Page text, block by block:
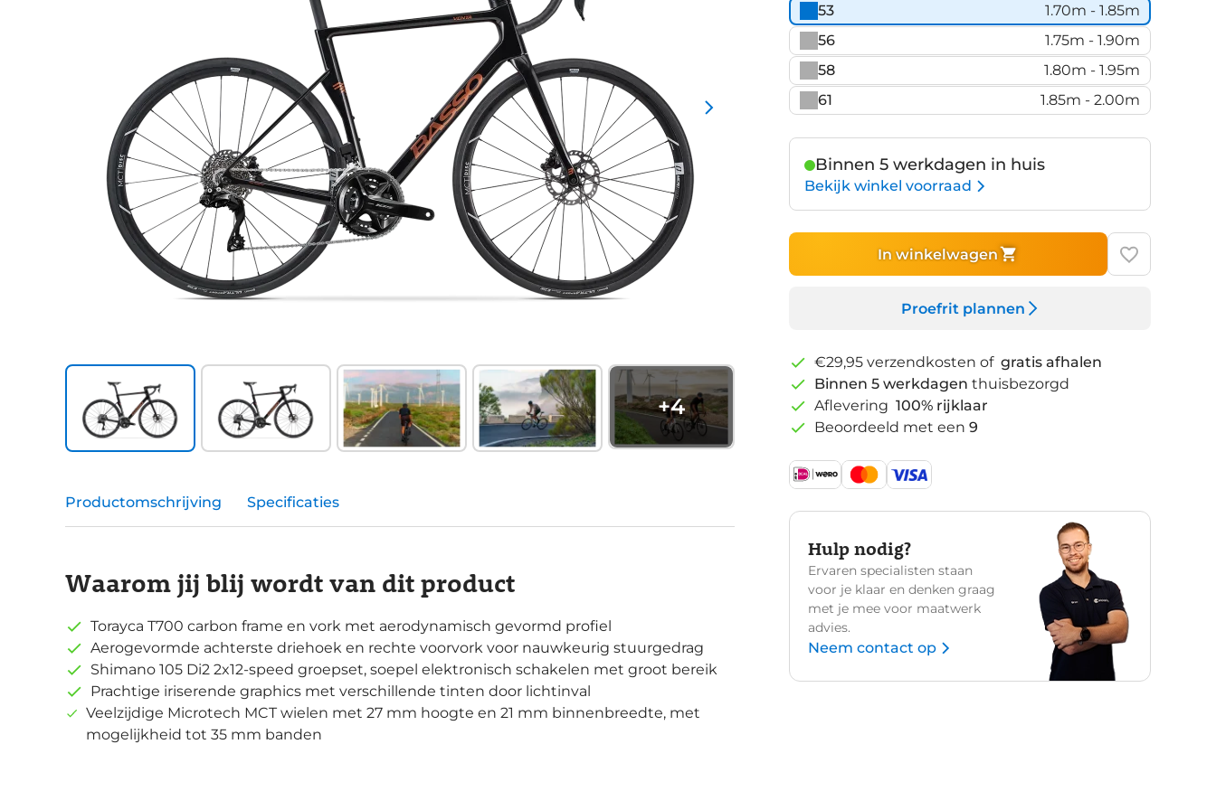
+4
53
1.70m - 1.85m
56
1.75m - 1.90m
58
1.80m - 1.95m
61
1.85m - 2.00m
Binnen 5 werkdagen in huis
Bekijk winkel voorraad
In winkelwagen
Proefrit plannen
€29,95 verzendkosten of gratis afhalen
Binnen 5 werkdagen thuisbezorgd
Aflevering 100% rijklaar
Beoordeeld met een 9
Hulp nodig?
Ervaren specialisten staan
voor je klaar en denken graag
met je mee voor maatwerk
advies.
Neem contact op
Productomschrijving Specificaties
Waarom jij blij wordt van dit product
Torayca T700 carbon frame en vork met aerodynamisch gevormd profiel
Aerogevormde achterste driehoek en rechte voorvork voor nauwkeurig stuurgedrag
Shimano 105 Di2 2x12-speed groepset, soepel elektronisch schakelen met groot bereik
Prachtige iriserende graphics met verschillende tinten door lichtinval
Veelzijdige Microtech MCT wielen met 27 mm hoogte en 21 mm binnenbreedte, met
mogelijkheid tot 35 mm banden